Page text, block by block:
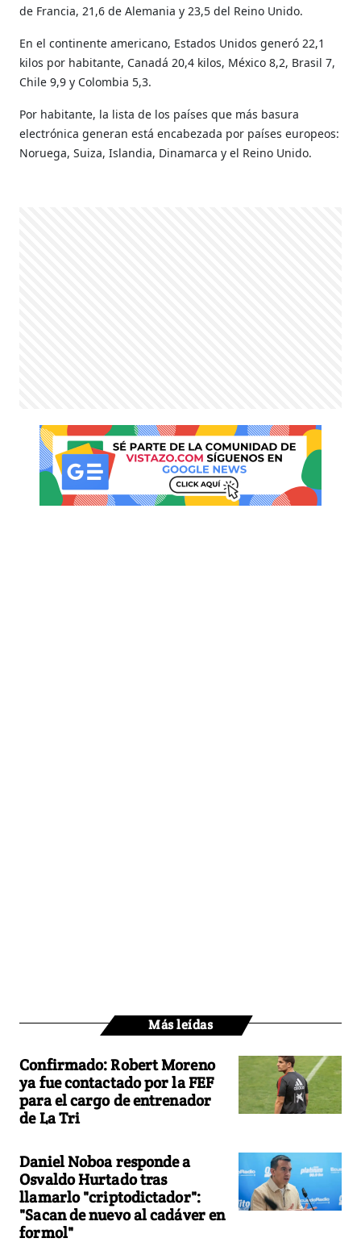
de Francia, 21,6 de Alemania y 23,5 del Reino Unido.
En el continente americano, Estados Unidos generó 22,1
kilos por habitante, Canadá 20,4 kilos, México 8,2, Brasil 7,
Chile 9,9 y Colombia 5,3.
Por habitante, la lista de los países que más basura
electrónica generan está encabezada por países europeos:
Noruega, Suiza, Islandia, Dinamarca y el Reino Unido.
Más leídas
Confirmado: Robert Moreno
ya fue contactado por la FEF
para el cargo de entrenador
de La Tri
Daniel Noboa responde a
Osvaldo Hurtado tras
llamarlo "criptodictador":
"Sacan de nuevo al cadáver en
formol"